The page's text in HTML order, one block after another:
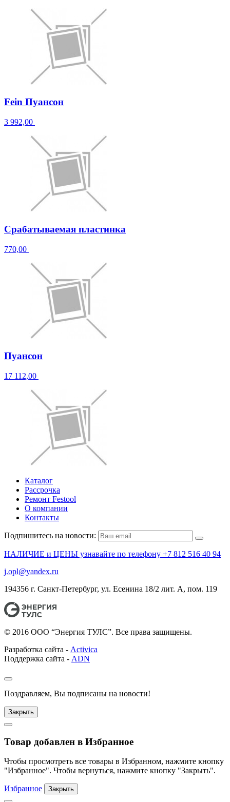
Fein Пуансон
3 992,00
Срабатываемая пластинка
770,00
Пуансон
17 112,00
Каталог
Рассрочка
Ремонт Festool
О компании
Контакты
Подпишитесь на новости:
НАЛИЧИЕ и ЦЕНЫ узнавайте по телефону +7 812 516 40 94
j.opl@yandex.ru
194356 г. Санкт-Петербург, ул. Есенина 18/2 лит. А, пом. 119
© 2016 ООО “Энергия ТУЛС”. Все права защищены.
Разработка сайта - Activica
Поддержка сайта - ADN
Поздравляем, Вы подписаны на новости!
Закрыть
Товар добавлен в Избранное
Чтобы просмотреть все товары в Избранном, нажмите кнопку
"Избранное". Чтобы вернуться, нажмите кнопку "Закрыть".
Избранное Закрыть